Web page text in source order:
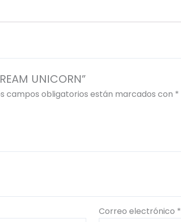
UNICORN”
campos obligatorios están marcados con *
Correo electrónico *